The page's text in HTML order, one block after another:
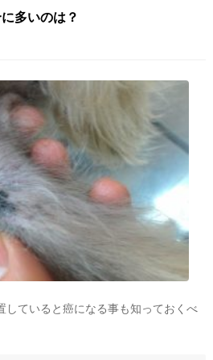
多いのは？
していると癌になる事も知っておくべ